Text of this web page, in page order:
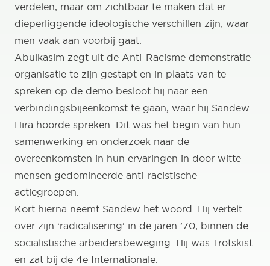
verdelen, maar om zichtbaar te maken dat er
dieperliggende ideologische verschillen zijn, waar
men vaak aan voorbij gaat.
Abulkasim zegt uit de Anti-Racisme demonstratie
organisatie te zijn gestapt en in plaats van te
spreken op de demo besloot hij naar een
verbindingsbijeenkomst te gaan, waar hij Sandew
Hira hoorde spreken. Dit was het begin van hun
samenwerking en onderzoek naar de
overeenkomsten in hun ervaringen in door witte
mensen gedomineerde anti-racistische
actiegroepen.
Kort hierna neemt Sandew het woord. Hij vertelt
over zijn ‘radicalisering’ in de jaren ’70, binnen de
socialistische arbeidersbeweging. Hij was Trotskist
en zat bij de 4e Internationale.